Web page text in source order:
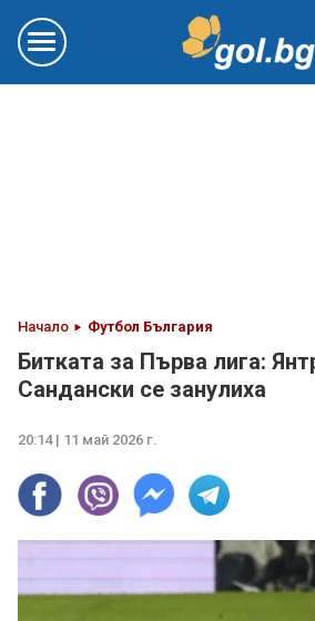
Начало Футбол България
Битката за Първа лига:
Сандански се занулиха
20:14 | 11 май 2026 г.